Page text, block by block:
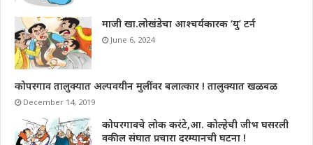
माजी खा.लोखंडेचा आश्चर्यकारक ‘यु’ टर्न
June 6, 2024
कोपरगाव तालुक्यात अल्पवयीन मुलींवर बलात्कार ! तालुक्यात खळबळ
December 14, 2019
कोपरगावचे लोक करंटे,आ. कोल्हेची जीभ घसरली
वकील संघात प्रचारा दरम्यानची घटना !